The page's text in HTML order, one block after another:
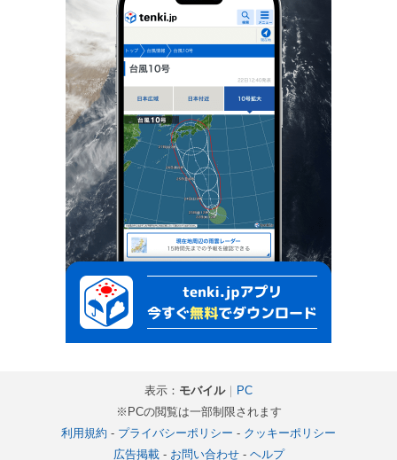
表示： モバイル｜
PC
※PCの閲覧は一部制限されます
利用規約 - プライバシーポリシー - クッキーポリシー
広告掲載- お問い合わせ- ヘルプ